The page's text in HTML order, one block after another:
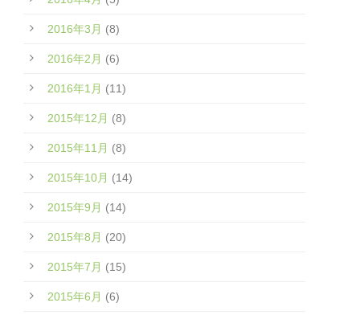
2016年3月 (8)
2016年2月 (6)
2016年1月 (11)
2015年12月 (8)
2015年11月 (8)
2015年10月 (14)
2015年9月 (14)
2015年8月 (20)
2015年7月 (15)
2015年6月 (6)